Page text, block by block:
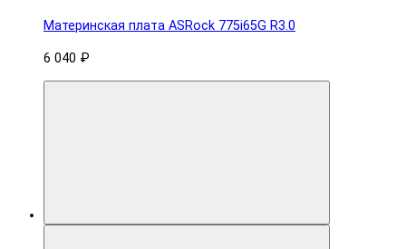
Материнская плата ASRock 775i65G R3.0
6 040 ₽